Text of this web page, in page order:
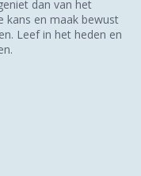
dan van het
kans en maak bewust
Leef in het heden en